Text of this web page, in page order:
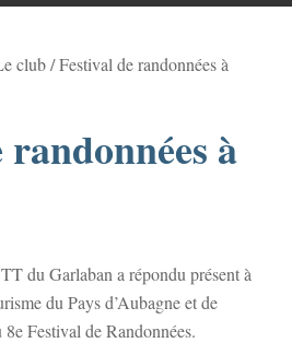
club /Festival de randonnées à
à
du Garlaban a répondu présent à
du Pays d’Aubagne et de
Festival de Randonnées.